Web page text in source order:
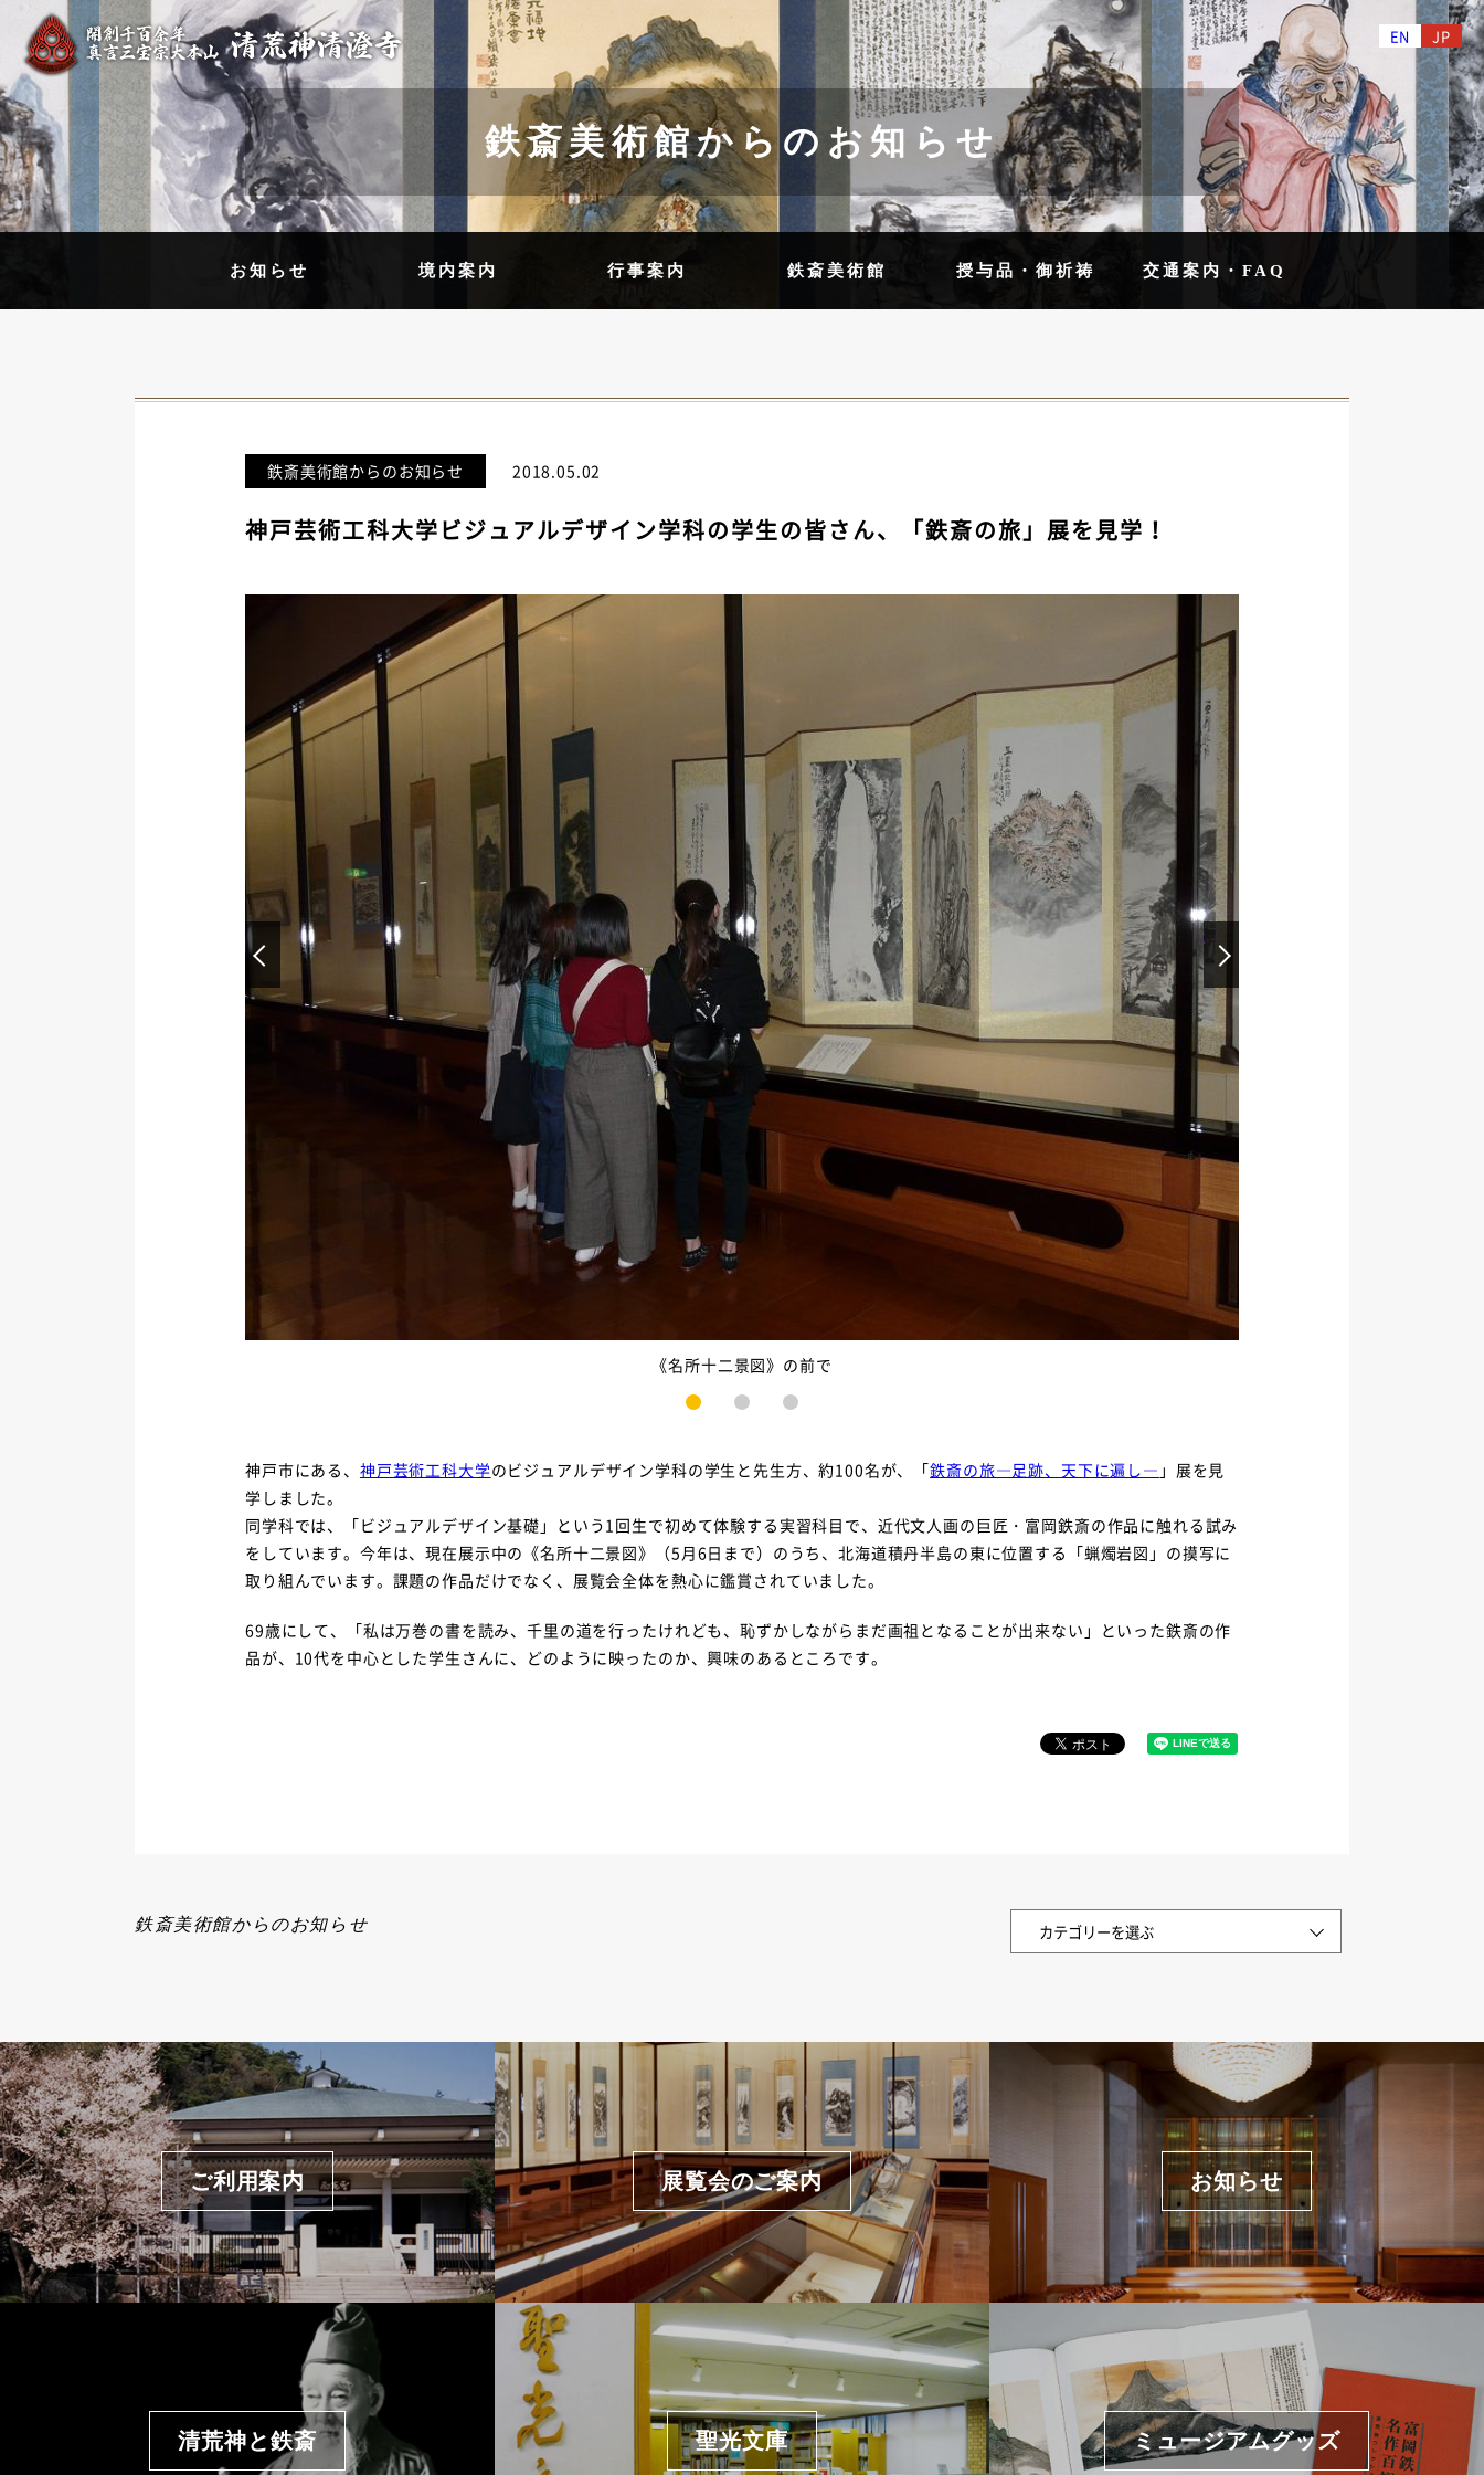
EN JP
お知らせ 境内案内 行事案内 鉄斎美術館 授与品・御祈祷 交通案内・FAQ
鉄斎美術館からのお知らせ
鉄斎美術館からのお知らせ 2018.05.02
神戸芸術工科大学ビジュアルデザイン学科の学生の皆さん、「鉄斎の旅」展を見学！
《名所十二景図》の前で
2 3
Next
神戸市にある、 神戸芸術工科大学のビジュアルデザイン学科の学生と先生方、約100名が、「鉄斎の旅―足跡、天下に遍し― 」展を見
学しました。
同学科では、「ビジュアルデザイン基礎」という1回生で初めて体験する実習科目で、近代文人画の巨匠・富岡鉄斎の作品に触れる試み
をしています。今年は、現在展示中の《名所十二景図》（5月6日まで）のうち、北海道積丹半島の東に位置する「蝋燭岩図」の摸写に
取り組んでいます。課題の作品だけでなく、展覧会全体を熱心に鑑賞されていました。
69歳にして、「私は万巻の書を読み、千里の道を行ったけれども、恥ずかしながらまだ画祖となることが出来ない」といった鉄斎の作
品が、10代を中心とした学生さんに、どのように映ったのか、興味のあるところです。
鉄斎美術館からのお知らせ
ご利用案内 展覧会のご案内 お知らせ
清荒神と鉄斎 聖光文庫 ミュージアムグッズ